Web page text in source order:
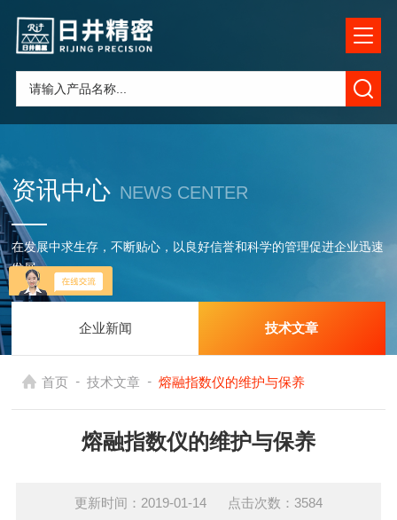
资讯中心 NEWS CENTER
在发展中求生存，不断贴心，以良好信誉和科学的管理促进企业迅速
发展
企业新闻 技术文章
首页 - 技术文章 - 熔融指数仪的维护与保养
熔融指数仪的维护与保养
更新时间：2019-01-14 点击次数：3584